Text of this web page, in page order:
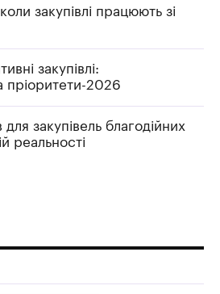
закупівлі працюють зі
закупівлі:
пріоритети-2026
закупівель благодійних
реальності